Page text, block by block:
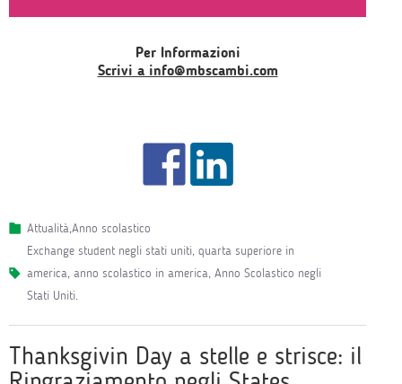
Per Informazioni
Scrivi a info@mbscambi.com
Attualità,Anno scolastico
exchange student negli stati uniti, quarta superiore in
america, anno scolastico in america, Anno Scolastico negli
Stati Uniti.
Thanksgivin Day a stelle e strisce: il